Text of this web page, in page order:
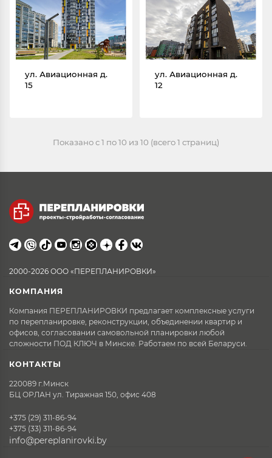
ул. Авиационная д.
15
ул. Авиационная д.
12
Показано с 1 по 10 из 10 (всего 1 страниц)
2000-2026 ООО «ПЕРЕПЛАНИРОВКИ»
КОМПАНИЯ
Компания ПЕРЕПЛАНИРОВКИ предлагает комплексные услуги
по перепланировке, реконструкции, объединении квартир и
офисов, согласовании самовольной планировки любой
сложности ПОД КЛЮЧ в Минске. Работаем по всей Беларуси.
КОНТАКТЫ
220089 г.Минск
БЦ ОРЛАН ул. Тиражная 150, офис 408
+375 (29) 311-86-94
+375 (33) 311-86-94
info@pereplanirovki.by